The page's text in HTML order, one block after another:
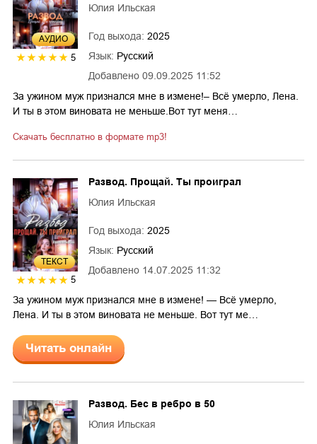
AУДИО
5
Добавлено 09.09.2025 11:52
Юлия Ильская
Год выхода: 2025
Язык: Русский
За ужином муж признался мне в измене!– Всё умерло, Лена.
И ты в этом виновата не меньше.Вот тут меня…
Скачать бесплатно в формате mp3!
ТЕКСТ
5
Добавлено 14.07.2025 11:32
Развод. Прощай. Ты проиграл
Юлия Ильская
Год выхода: 2025
Язык: Русский
За ужином муж признался мне в измене! — Всё умерло,
Лена. И ты в этом виновата не меньше. Вот тут ме…
Читать онлайн
Развод. Бес в ребро в 50
Юлия Ильская